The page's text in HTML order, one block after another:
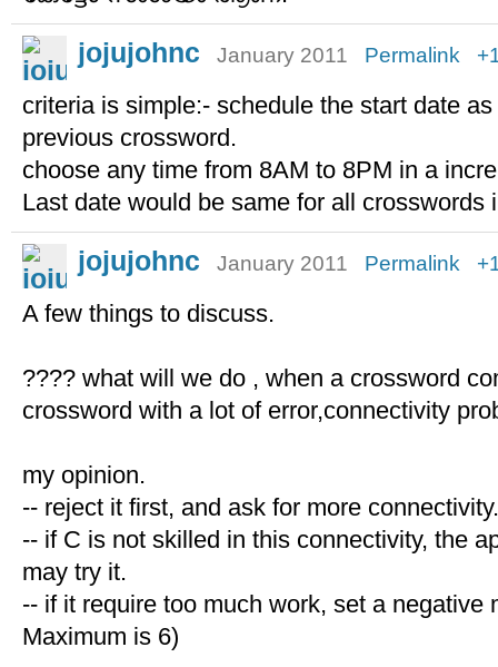
jojujohnc January 2011 Permalink
criteria is simple:- schedule the start date
previous crossword.
choose any time from 8AM to 8PM in a
Last date would be same for all crosswords
jojujohnc January 2011 Permalink
A few things to discuss.
???? what will we do , when a crossword
crossword with a lot of error,connectivity
my opinion.
-- reject it first, and ask for more connectivity.
-- if C is not skilled in this connectivity, the
may try it.
-- if it require too much work, set a negative
Maximum is 6)